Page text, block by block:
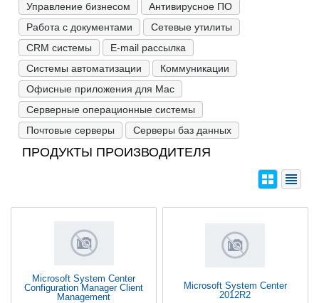
Управление бизнесом
Антивирусное ПО
Работа с документами
Сетевые утилиты
CRM системы
E-mail рассылка
Системы автоматизации
Коммуникации
Офисные приложения для Mac
Серверные операционные системы
Почтовые серверы
Серверы баз данных
ПРОДУКТЫ ПРОИЗВОДИТЕЛЯ
Microsoft System Center
Configuration Manager Client
Management
Microsoft System Center
2012R2